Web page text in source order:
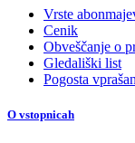
Vrste
Cenik
Obveščanje o
Gledališki list
Pogosta
O vstopnicah